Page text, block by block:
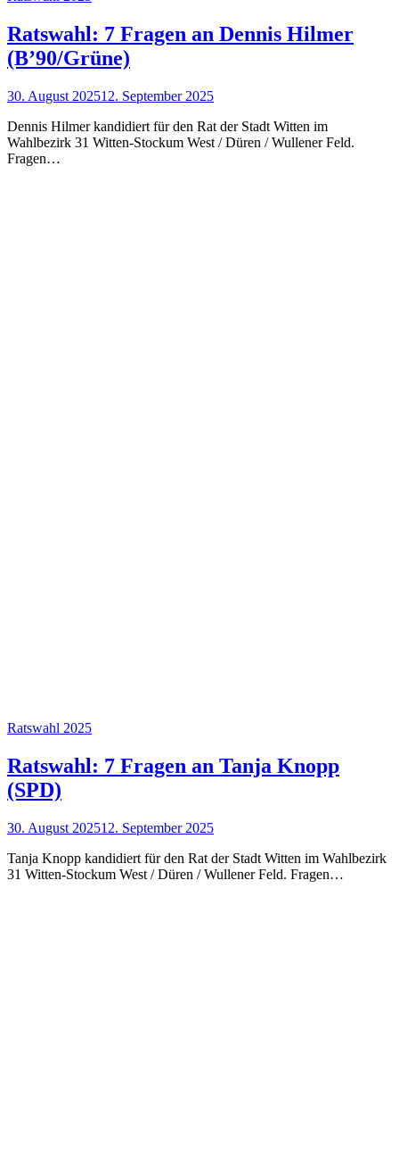
Ratswahl: 7 Fragen an Dennis Hilmer
(B’90/Grüne)
30. August 202512. September 2025
Dennis Hilmer kandidiert für den Rat der Stadt Witten im
Wahlbezirk 31 Witten-Stockum West / Düren / Wullener Feld.
Fragen…
Ratswahl 2025
Ratswahl: 7 Fragen an Tanja Knopp
(SPD)
30. August 202512. September 2025
Tanja Knopp kandidiert für den Rat der Stadt Witten im Wahlbezirk
31 Witten-Stockum West / Düren / Wullener Feld. Fragen…